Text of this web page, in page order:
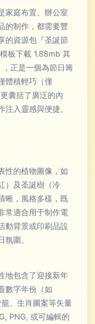
家庭布置、辦公室
的制作，都需要豐
的資源包『圣誕節
板下載 1.88mb 其
正是一個為節日籌
體積輕巧（僅
囊括了廣泛的內
入靈感與便捷。
性的植物圖像，如
）及圣誕樹（冷
晰，風格多樣，既
常適合用于制作電
動背景或印刷品設
圍。
地包含了迎接新年
數字年份（如
、生肖圖案等矢量
PNG, 或可編輯的